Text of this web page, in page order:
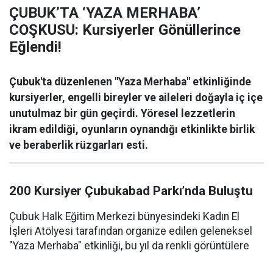
ÇUBUK’TA ‘YAZA MERHABA’
COŞKUSU: Kursiyerler Gönüllerince
Eğlendi!
Çubuk'ta düzenlenen "Yaza Merhaba" etkinliğinde
kursiyerler, engelli bireyler ve aileleri doğayla iç içe
unutulmaz bir gün geçirdi. Yöresel lezzetlerin
ikram edildiği, oyunların oynandığı etkinlikte birlik
ve beraberlik rüzgarları esti.
200 Kursiyer Çubukabad Parkı’nda Buluştu
Çubuk Halk Eğitim Merkezi bünyesindeki Kadın El
İşleri Atölyesi tarafından organize edilen geleneksel
"Yaza Merhaba" etkinliği, bu yıl da renkli görüntülere